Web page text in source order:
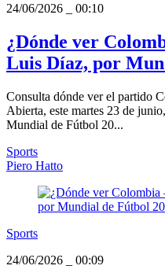
24/06/2026
00:10
¿Dónde ver
Luis Díaz, por
Consulta dónde ver el partido
Abierta, este martes 23 de
Mundial de Fútbol 20...
Sports
Piero Hatto
Sports
24/06/2026
00:09